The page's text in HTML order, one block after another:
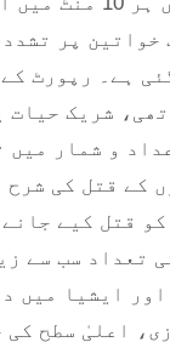
کسی ساتھی،
ایشیا
اعلیٰ سطح